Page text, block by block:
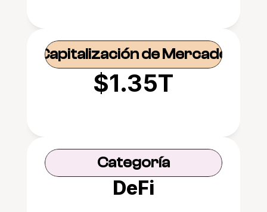
Capitalización de Mercado
$1.35T
Categoría
DeFi